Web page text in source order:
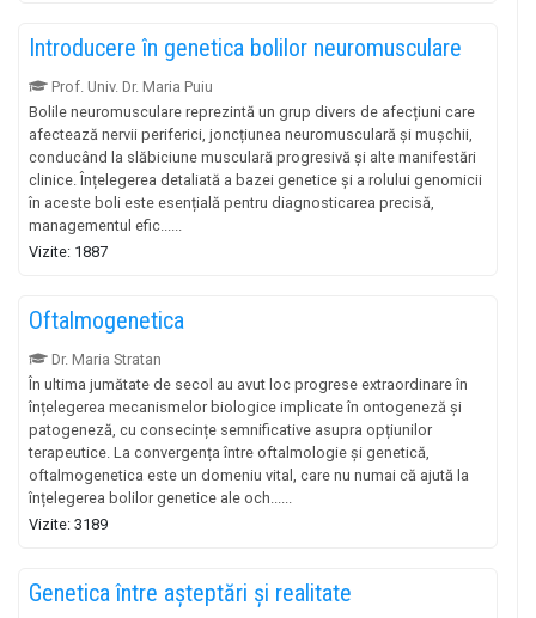
Introducere în genetica bolilor neuromusculare
Prof. Univ. Dr. Maria Puiu
Bolile neuromusculare reprezintă un grup divers de afecțiuni care
afectează nervii periferici, joncțiunea neuromusculară și mușchii,
conducând la slăbiciune musculară progresivă și alte manifestări
clinice. Înțelegerea detaliată a bazei genetice și a rolului genomicii
în aceste boli este esențială pentru diagnosticarea precisă,
managementul efic......
Vizite: 1887
Oftalmogenetica
Dr. Maria Stratan
În ultima jumătate de secol au avut loc progrese extraordinare în
înțelegerea mecanismelor biologice implicate în ontogeneză și
patogeneză, cu consecințe semnificative asupra opțiunilor
terapeutice. La convergența între oftalmologie și genetică,
oftalmogenetica este un domeniu vital, care nu numai că ajută la
înțelegerea bolilor genetice ale och......
Vizite: 3189
Genetica între așteptări și realitate